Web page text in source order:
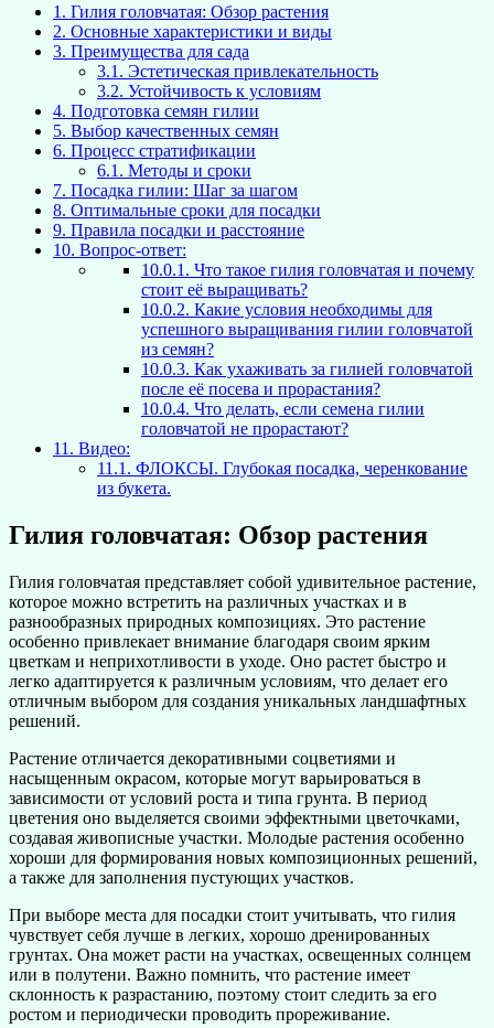
1. Гилия головчатая: Обзор растения
2. Основные характеристики и виды
3. Преимущества для сада
3.1. Эстетическая привлекательность
3.2. Устойчивость к условиям
4. Подготовка семян гилии
5. Выбор качественных семян
6. Процесс стратификации
6.1. Методы и сроки
7. Посадка гилии: Шаг за шагом
8. Оптимальные сроки для посадки
9. Правила посадки и расстояние
10. Вопрос-ответ:
10.0.1. Что такое гилия головчатая и почему
стоит её выращивать?
10.0.2. Какие условия необходимы для
успешного выращивания гилии головчатой
из семян?
10.0.3. Как ухаживать за гилией головчатой
после её посева и прорастания?
10.0.4. Что делать, если семена гилии
головчатой не прорастают?
11. Видео:
11.1. ФЛОКСЫ. Глубокая посадка, черенкование
из букета.
Гилия головчатая: Обзор растения
Гилия головчатая представляет собой удивительное растение,
которое можно встретить на различных участках и в
разнообразных природных композициях. Это растение
особенно привлекает внимание благодаря своим ярким
цветкам и неприхотливости в уходе. Оно растет быстро и
легко адаптируется к различным условиям, что делает его
отличным выбором для создания уникальных ландшафтных
решений.
Растение отличается декоративными соцветиями и
насыщенным окрасом, которые могут варьироваться в
зависимости от условий роста и типа грунта. В период
цветения оно выделяется своими эффектными цветочками,
создавая живописные участки. Молодые растения особенно
хороши для формирования новых композиционных решений,
а также для заполнения пустующих участков.
При выборе места для посадки стоит учитывать, что гилия
чувствует себя лучше в легких, хорошо дренированных
грунтах. Она может расти на участках, освещенных солнцем
или в полутени. Важно помнить, что растение имеет
склонность к разрастанию, поэтому стоит следить за его
ростом и периодически проводить прореживание.